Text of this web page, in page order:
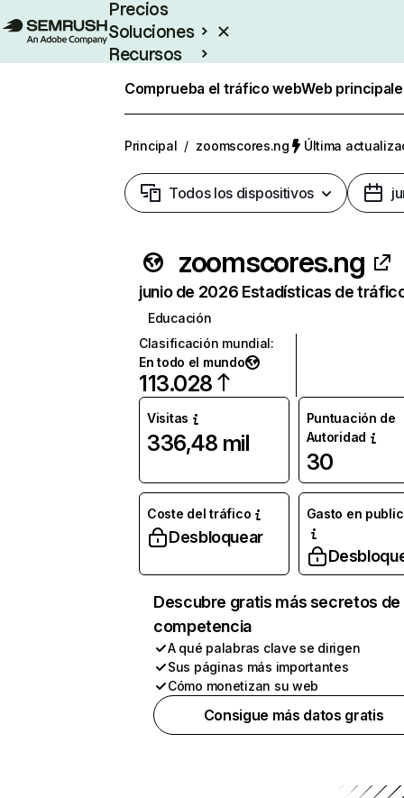
Precios
Soluciones
Recursos
Comprueba el tráfico webWeb
Principal / zoomscores.ng Última
Todos los dispositivos
zoomscores.ng
junio de 2026 Estadísticas de
Educación
Clasificación mundial:
En todo el mundo
113.028
Visitas
336,48 mil
Puntuación de
Autoridad
30
Coste del tráfico
Desbloquear
Gasto en
Descubre gratis más secretos de
competencia
A qué palabras clave se dirigen
Sus páginas más importantes
Cómo monetizan su web
Consigue más datos gratis